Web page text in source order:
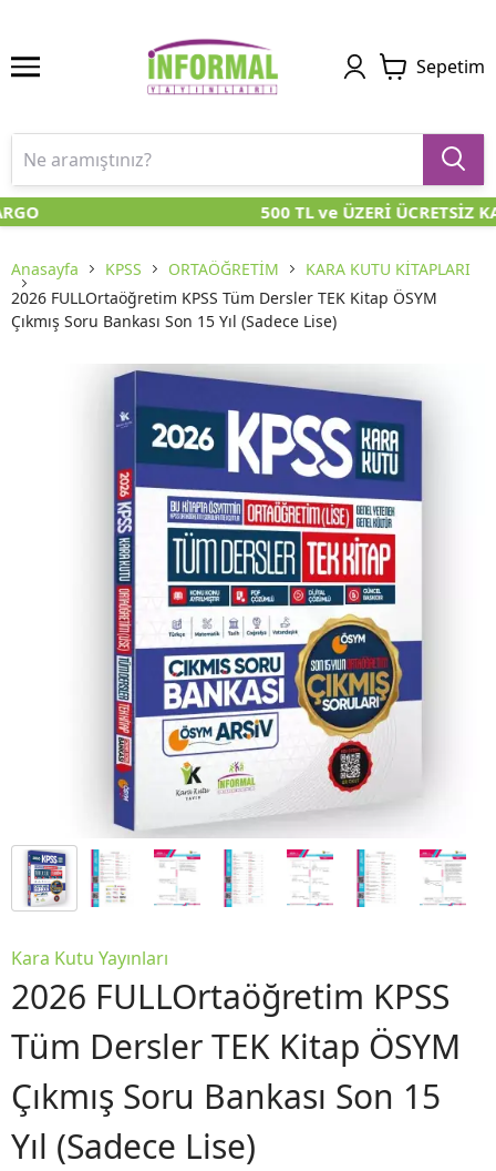
Sepetim
500 TL ve ÜZERİ ÜCRETSİZ
Anasayfa KPSS ORTAÖĞRETİM
KARA KUTU KİTAPLARI
2026 FULLOrtaöğretim KPSS Tüm Dersler TEK Kitap ÖSYM
Çıkmış Soru Bankası Son 15 Yıl (Sadece Lise)
Kara Kutu Yayınları
2026 FULLOrtaöğretim KPSS
Tüm Dersler TEK Kitap ÖSYM
Çıkmış Soru Bankası Son 15
Yıl (Sadece Lise)